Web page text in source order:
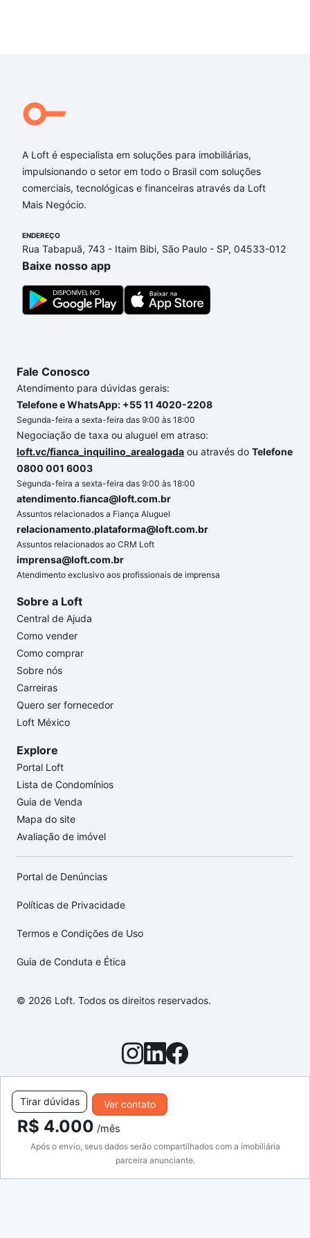
Ver contato
Tirar dúvidas
R$ 4.000 /mês
Após o envio, seus dados serão compartilhados com a imobiliária
parceira anunciante.
A Loft é especialista em soluções para imobiliárias,
impulsionando o setor em todo o Brasil com soluções
comerciais, tecnológicas e financeiras através da Loft
Mais Negócio.
ENDEREÇO
Rua Tabapuã, 743 - Itaim Bibi, São Paulo - SP, 04533-012
Baixe nosso app
Fale Conosco
Atendimento para dúvidas gerais:
Telefone e WhatsApp: +55 11 4020-2208
Segunda-feira a sexta-feira das 9:00 às 18:00
Negociação de taxa ou aluguel em atraso:
loft.vc/fianca_inquilino_arealogada ou através do Telefone
0800 001 6003
Segunda-feira a sexta-feira das 9:00 às 18:00
atendimento.fianca@loft.com.br
Assuntos relacionados a Fiança Aluguel
relacionamento.plataforma@loft.com.br
Assuntos relacionados ao CRM Loft
imprensa@loft.com.br
Atendimento exclusivo aos profissionais de imprensa
Sobre a Loft
Central de Ajuda
Como vender
Como comprar
Sobre nós
Carreiras
Quero ser fornecedor
Loft México
Explore
Portal Loft
Lista de Condomínios
Guia de Venda
Mapa do site
Avaliação de imóvel
Portal de Denúncias
Políticas de Privacidade
Termos e Condições de Uso
Guia de Conduta e Ética
© 2026 Loft. Todos os direitos reservados.